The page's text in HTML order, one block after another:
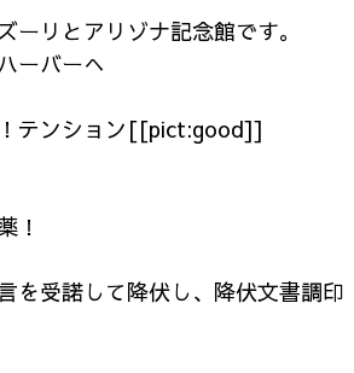
ーリとアリゾナ記念館です。
ーバーへ
テンション[[pict:good]]
！
を受諾して降伏し、降伏文書調印